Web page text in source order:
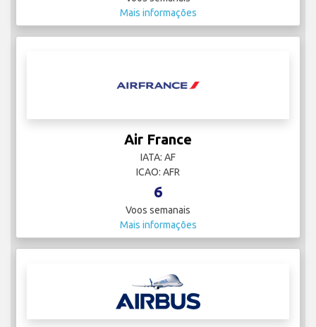
Mais informações
Air France
IATA: AF
ICAO: AFR
6
Voos semanais
Mais informações